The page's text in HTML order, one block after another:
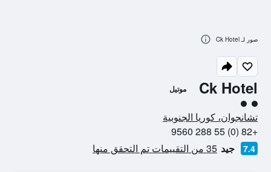
Ck Hotel موتيل
تقييم فئة 2
تشانجوان، كوريا الجنوبية
+82 (0) 55 288 9560
7.4 جيد 35 من التقييمات تم التحقق منها
صور لـ Ck Hotel